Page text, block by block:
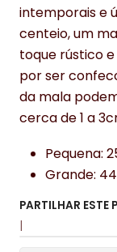
intemporais e
centeio, um
toque rústico
por ser
da mala
cerca de 1 a
Pequena:
Grande:
PARTILHAR ESTE
|